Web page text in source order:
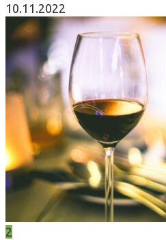
10.11.2022
2